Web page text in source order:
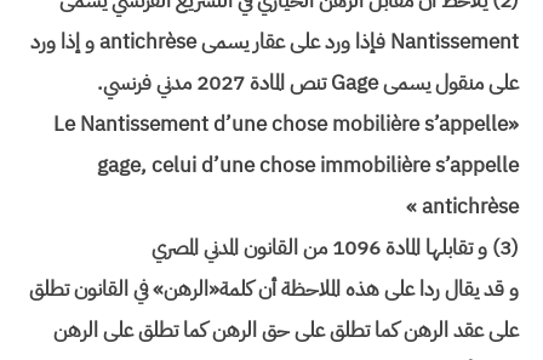
Nantissement فإذا ورد على عقار يسمى antichrèse و إذا ورد
على منقول يسمى Gage تنص المادة 2027 مدني فرنسي.
«Le Nantissement d’une chose mobilière s’appelle
gage, celui d’une chose immobilière s’appelle
antichrèse »
(3) و تقابلها المادة 1096 من القانون المدني المصري
و قد يقال ردا على هذه الملاحظة أن كلمة«الرهن» في القانون تطلق
على عقد الرهن كما تطلق على حق الرهن كما تطلق على الرهن